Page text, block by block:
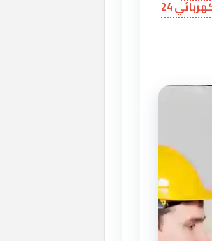
السالم 97446767 فني كهربائي 24